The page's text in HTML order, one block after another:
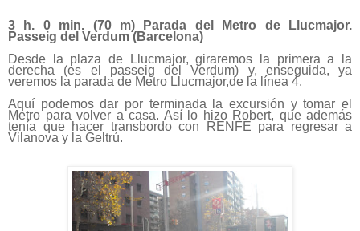
3 h. 0 min. (70 m) Parada del Metro de Llucmajor.
Passeig del Verdum (Barcelona)
Desde la plaza de Llucmajor, giraremos la primera a la
derecha (es el passeig del Verdum) y, enseguida, ya
veremos la parada de Metro Llucmajor,de la línea 4.
Aquí podemos dar por terminada la excursión y tomar el
Metro para volver a casa. Así lo hizo Robert, que además
tenía que hacer transbordo con RENFE para regresar a
Vilanova y la Geltrú.